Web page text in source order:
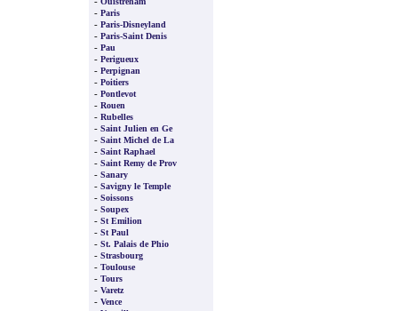
- Paris
- Paris-Disneyland
- Paris-Saint Denis
- Pau
- Perigueux
- Perpignan
- Poitiers
- Pontlevot
- Rouen
- Rubelles
- Saint Julien en Ge
- Saint Michel de La
- Saint Raphael
- Saint Remy de Prov
- Sanary
- Savigny le Temple
- Soissons
- Soupex
- St Emilion
- St Paul
- St. Palais de Phio
- Strasbourg
- Toulouse
- Tours
- Varetz
- Vence